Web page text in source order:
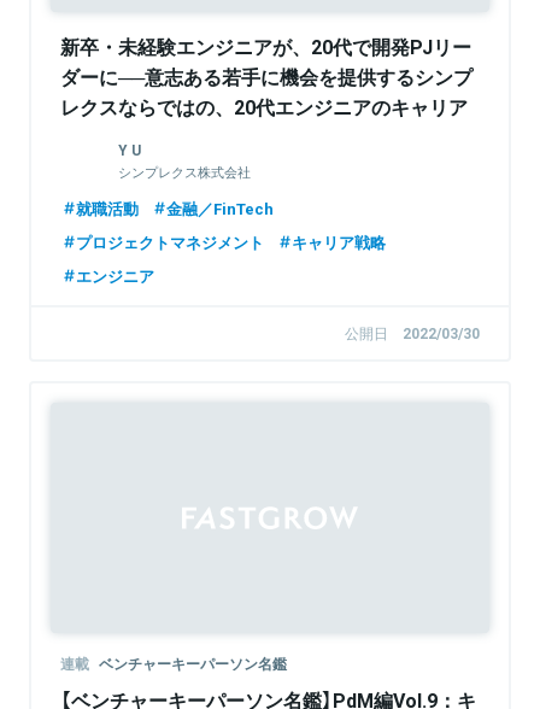
新卒・未経験エンジニアが、20代で開発PJリー
ダーに──意志ある若手に機会を提供するシンプ
レクスならではの、20代エンジニアのキャリア
Y U
シンプレクス株式会社
就職活動
金融／FinTech
プロジェクトマネジメント
キャリア戦略
エンジニア
公開日 2022/03/30
連載 ベンチャーキーパーソン名鑑
【ベンチャーキーパーソン名鑑】PdM編Vol.9：キ